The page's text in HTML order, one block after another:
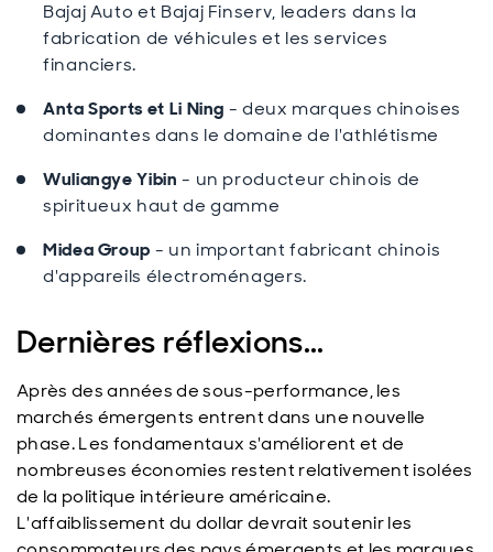
Bajaj Auto et Bajaj Finserv, leaders dans la
fabrication de véhicules et les services
financiers.
Anta Sports et Li Ning - deux marques chinoises
dominantes dans le domaine de l'athlétisme
Wuliangye Yibin - un producteur chinois de
spiritueux haut de gamme
Midea Group - un important fabricant chinois
d'appareils électroménagers.
Dernières réflexions...
Après des années de sous-performance, les
marchés émergents entrent dans une nouvelle
phase. Les fondamentaux s'améliorent et de
nombreuses économies restent relativement isolées
de la politique intérieure américaine.
L'affaiblissement du dollar devrait soutenir les